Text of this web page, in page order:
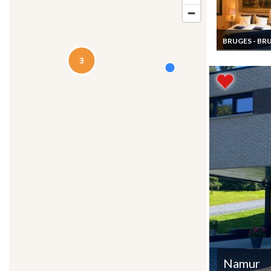
BRUGES -
Location
vacances
Brugge
la Grand Place
Namur